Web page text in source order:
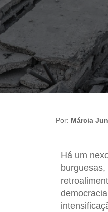
Por: Márcia
Há um